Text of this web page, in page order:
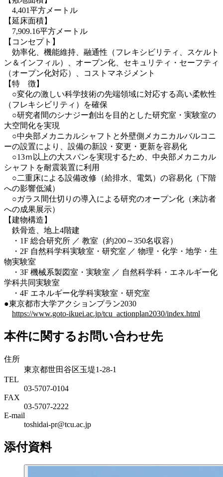
4,401平方メートル
【延床面積】
7,909.16平方メートル
【コンセプト】
効率化、機能維持、融通性（フレキシビリティ、スケルト
ン＆インフィル）、オープン化、セキュリティ・セーフティ
（オープン化対応）、コストマネジメント
【特 徴】
○変化の激しい科学技術の先端領域に対応する高い柔軟性
（フレキシビリティ）を確保
○研究者間のシナジー創出を目的とした研究室・実験室の
大空間化を実現
○中央部メカニカルシャフトと外壁側メカニカルバルコニ
ーの設置により、設備の新設・変更・更新を容易化
○13ｍ以上の大スパンを実現するため、中央部メカニカル
シャフトを耐震装置に利用
○二重床による設備改修（給排水、電気）の容易化（下階
への影響低減）
○ガラス間仕切りの導入による研究のオープン化（来訪者
への成果展示）
【建物構造】
鉄骨造、地上4階建
・1F 総合研究所 ／ 教室（約200～350名収容）
・2F 自然科学科実験室・研究室 ／ 物理・化学・地学・生
物実験室
・3F 機械系製図室・実験室 ／ 自然科学科・エネルギー化
学科共同実験室
・4F エネルギー化学科実験室・研究室
●東京都市大学アクションプラン2030
https://www.goto-ikuei.ac.jp/tcu_actionplan2030/index.html
本件に関するお問い合わせ先
住所
東京都世田谷区玉堤1-28-1
TEL
03-5707-0104
FAX
03-5707-2222
E-mail
toshidai-pr@tcu.ac.jp
添付資料